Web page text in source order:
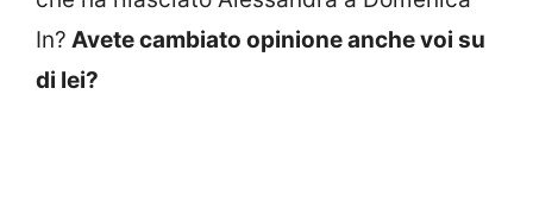
In? Avete cambiato opinione anche voi su
di lei?